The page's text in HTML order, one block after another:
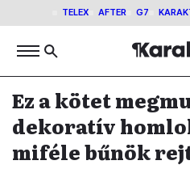
TELEX AFTER G7
Ez a kötet
dekoratív
miféle bűnök